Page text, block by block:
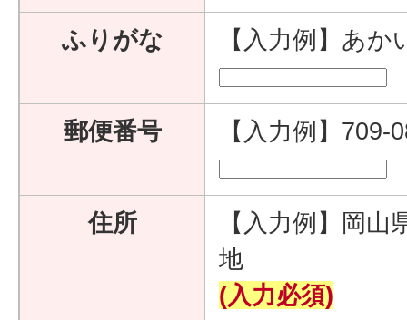
ふりがな 【入力例】あ
郵便番号 【入力例】
住所
【入力例】岡
地
(入力必須)